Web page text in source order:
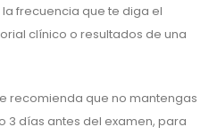
frecuencia que te diga el
clínico o resultados de una
recomienda que no mantengas
3 días antes del examen, para